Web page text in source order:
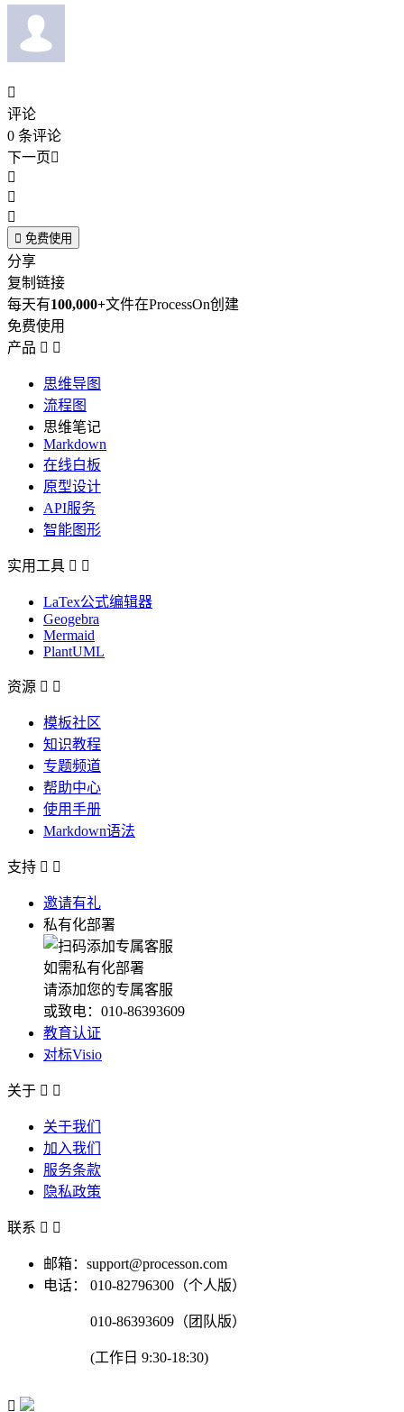

评论
0 条评论
下一页



 免费使用
分享
复制链接
每天有100,000+文件在ProcessOn创建
免费使用
产品  
思维导图
流程图
思维笔记
Markdown
在线白板
原型设计
API服务
智能图形
实用工具  
LaTex公式编辑器
Geogebra
Mermaid
PlantUML
资源  
模板社区
知识教程
专题频道
帮助中心
使用手册
Markdown语法
支持  
邀请有礼
私有化部署
如需私有化部署
请添加您的专属客服
或致电：010-86393609
教育认证
对标Visio
关于  
关于我们
加入我们
服务条款
隐私政策
联系  
邮箱：support@processon.com
电话：
010-82796300（个人版）
010-86393609（团队版）
(工作日 9:30-18:30)
